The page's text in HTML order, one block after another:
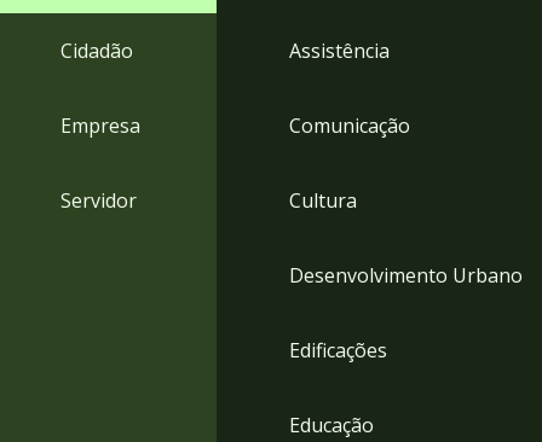
rodapé
Cidadão
Empresa
Servidor
Assistência
Comunicação
Cultura
Desenvolvimento Urbano
Edificações
Educação